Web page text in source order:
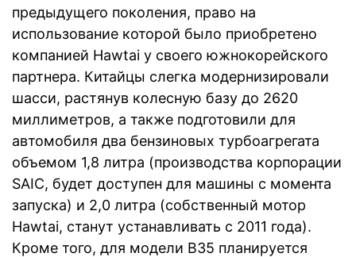
предыдущего поколения, право на
использование которой было приобретено
компанией Hawtai у своего южнокорейского
партнера. Китайцы слегка модернизировали
шасси, растянув колесную базу до 2620
миллиметров, а также подготовили для
автомобиля два бензиновых турбоагрегата
объемом 1,8 литра (производства корпорации
SAIC, будет доступен для машины с момента
запуска) и 2,0 литра (собственный мотор
Hawtai, станут устанавливать с 2011 года).
Кроме того, для модели B35 планируется